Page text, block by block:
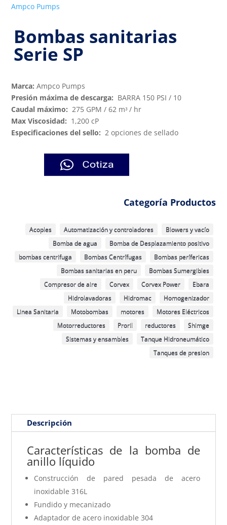
Ampco Pumps
Bombas sanitarias
Serie SP
Marca:Ampco Pumps
Presión máxima de descarga: BARRA 150 PSI / 10
Caudal máximo: 275 GPM / 62 mᵌ / hr
Max Viscosidad: 1,200 cP
Especificaciones del sello: 2 opciones de sellado
Categoría Productos
Acoples Automatización y controladores
Blowers y vacío
Bomba de agua
Bomba de Desplazamiento positivo
bombas centrifuga
Bombas Centrífugas
Bombas perífericas
Bombas sanitarias en peru
Bombas Sumergibles
Compresor de aire
Corvex Corvex Power
Ebara
Hidrolavadoras
Hidromac
Homogenizador
Linea Sanitaria
Motobombas motores
Motores Eléctricos
Motorreductores
Proril reductores
Shimge
Sistemas y ensambles
Tanque Hidroneumático
Tanques de presion
Descripción
Características de la bomba de
anillo líquido
Construcción de pared pesada de acero
inoxidable 316L
Fundido y mecanizado
Adaptador de acero inoxidable 304